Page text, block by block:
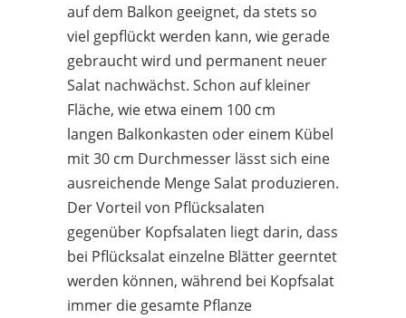
auf dem Balkon geeignet, da stets so
viel gepflückt werden kann, wie gerade
gebraucht wird und permanent neuer
Salat nachwächst. Schon auf kleiner
Fläche, wie etwa einem 100 cm
langen Balkonkasten oder einem Kübel
mit 30 cm Durchmesser lässt sich eine
ausreichende Menge Salat produzieren.
Der Vorteil von Pflücksalaten
gegenüber Kopfsalaten liegt darin, dass
bei Pflücksalat einzelne Blätter geerntet
werden können, während bei Kopfsalat
immer die gesamte Pflanze